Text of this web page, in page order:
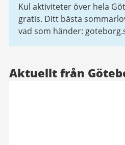
Kul aktiviteter över hela
gratis. Ditt bästa
vad som händer:
Aktuellt från